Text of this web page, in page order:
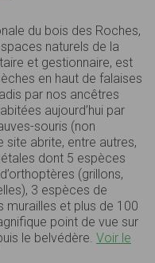
du bois des Roches,
naturels de la
et gestionnaire, est
en haut de falaises
par nos ancêtres
aujourd’hui par
souris (non
site abrite, entre autres,
dont 5 espèces
(grillons,
3 espèces de
murailles et plus de 100
point de vue sur
le belvédère. Voir le